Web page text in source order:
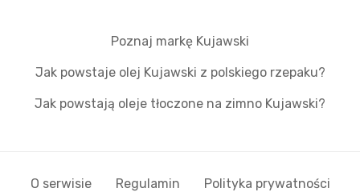
Poznaj markę Kujawski
Jak powstaje olej Kujawski z polskiego rzepaku?
Jak powstają oleje tłoczone na zimno Kujawski?
O serwisie Regulamin Polityka prywatności